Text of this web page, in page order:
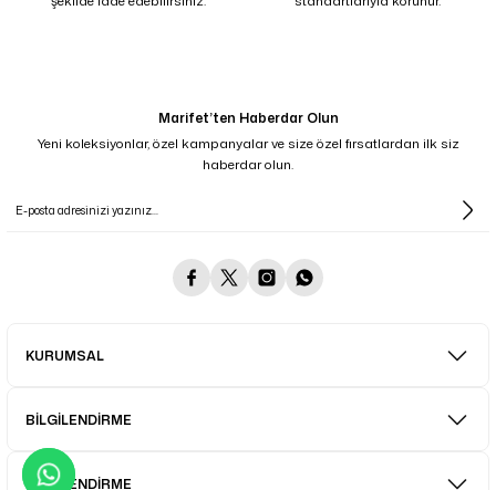
Marifet’ten Haberdar Olun
Yeni koleksiyonlar, özel kampanyalar ve size özel fırsatlardan ilk siz
haberdar olun.
KURUMSAL
BİLGİLENDİRME
BİLGİLENDİRME